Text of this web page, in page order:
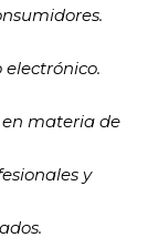
materia de
y